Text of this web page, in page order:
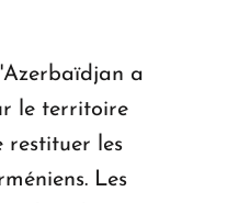
a
le territoire
restituer les
Les